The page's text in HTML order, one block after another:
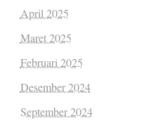
April 2025
Maret 2025
Februari 2025
Desember 2024
September 2024